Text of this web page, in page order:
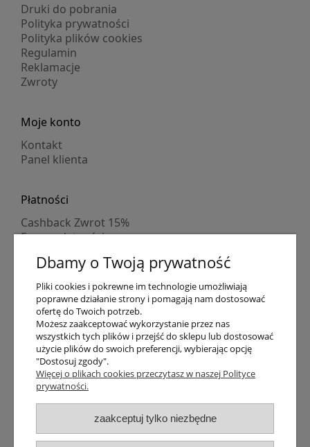
Druki do pobrania
Polityka prywatności
Polityka plików cookies
Regulamin
Reklamacje
Zwroty
Moje konto
Kontakt
Panel klienta
Płatności
Cashback Zwrot 15%
Formy płatności
Numer konta
PayPo kupujesz, nie płacisz
Progi rabatowe
Promocje
Dostawa
Czas wysyłki
Dostawa
Śledzenie przesyłki GLS
Śledzenie przesyłki DPD
Shipping abroad
Dbamy o Twoją prywatność
Pliki cookies i pokrewne im technologie umożliwiają
poprawne działanie strony i pomagają nam dostosować
ofertę do Twoich potrzeb.
Możesz zaakceptować wykorzystanie przez nas
wszystkich tych plików i przejść do sklepu lub dostosować
użycie plików do swoich preferencji, wybierając opcję
"Dostosuj zgody".
Więcej o plikach cookies przeczytasz w naszej Polityce
prywatności.
zaakceptuj tylko niezbędne